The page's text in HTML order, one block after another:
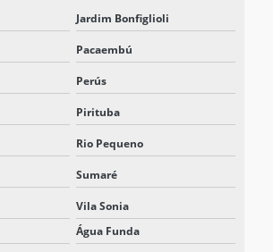
ELECTRONICS
ELECTRONICS SÃO PAULO
NOBREAK
NOBREAK SP
SISTEMAS
Jardim Bonfiglioli
Pacaembú
Perús
Pirituba
Rio Pequeno
Sumaré
Vila Sonia
Água Funda